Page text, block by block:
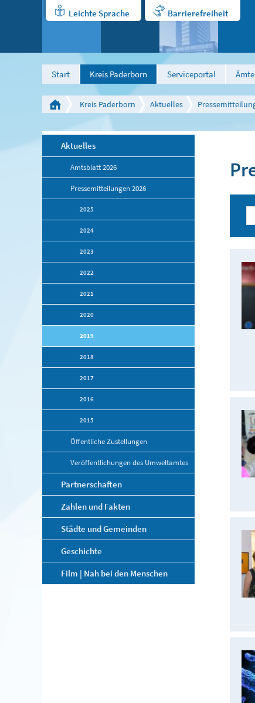
Leichte Sprache Barrierefreiheit
Start Kreis Paderborn Serviceportal
Kreis Paderborn Aktuelles
Aktuelles
Amtsblatt 2026
Pressemitteilungen 2026
2025
2024
2023
2022
2021
2020
2019
2018
2017
2016
2015
Öffentliche Zustellungen
Veröffentlichungen des Umweltamtes
Partnerschaften
Zahlen und Fakten
Städte und Gemeinden
Geschichte
Film | Nah bei den Menschen